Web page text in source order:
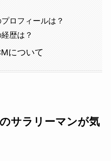
ロフィールは？
歴は？
について
サラリーマンが気